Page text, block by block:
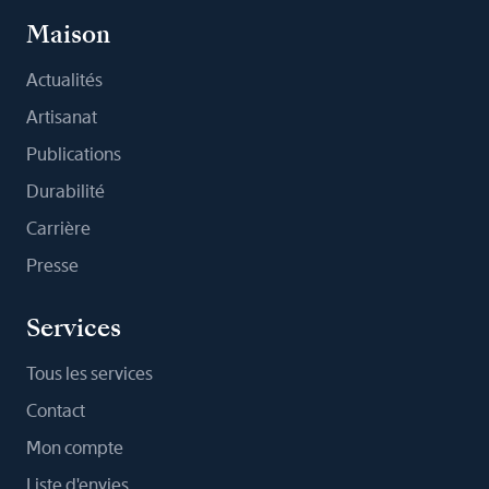
Maison
Actualités
Artisanat
Publications
Durabilité
Carrière
Presse
Services
Tous les services
Contact
Mon compte